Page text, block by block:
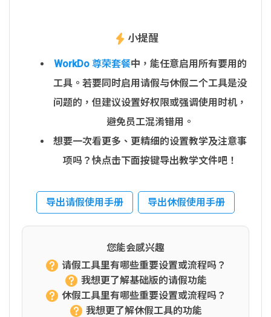
小提醒
WorkDo 尊荣套餐中，能任意启用所有要用的
工具。若要同时启用请假与休假二个工具是没
问题的，但建议设置好权限或强调使用时机，
避免员工混淆错用。
想要一次看更多、更精细的设置教学及注意事
项吗？快点击下面按键导出教学文件吧！
导出请假使用手册 导出休假使用手册
您能会感兴趣
请假工具里有哪些重要设置或流程吗？
我想更了解基础版的请假功能
休假工具里有哪些重要设置或流程吗？
我想更了解休假工具的功能